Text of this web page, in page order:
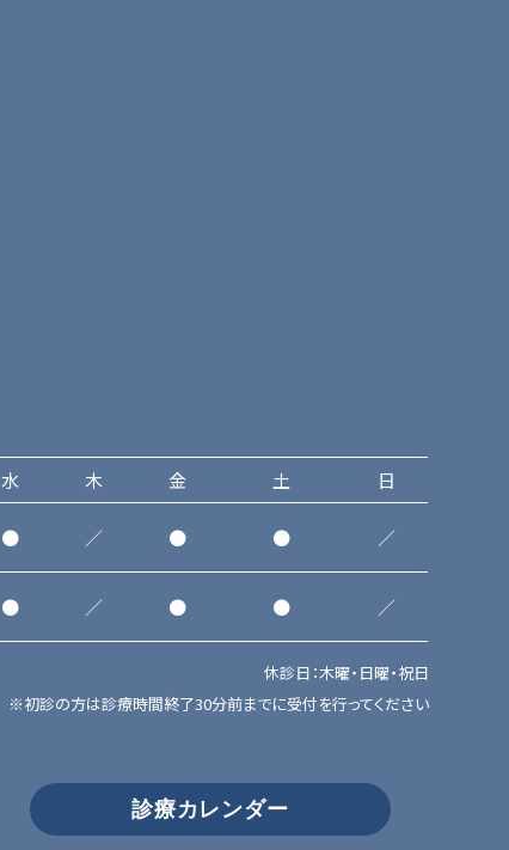
水 木 金 土 日
● ／ ● ● ／
● ／ ● ● ／
休診日：木曜・日曜・祝日
※初診の方は診療時間終了30分前までに受付を行ってください
診療カレンダー